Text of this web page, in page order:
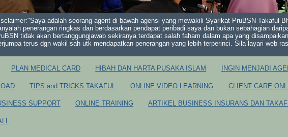
adalah seorang agent di bawah agensi yang mewakili Syarikat PruBSN Takaful
penerangan ringkas dan berdasarkan pendapat peribadi saya dan bukan sebahagian
tidak akan bertanggungjawab sekiranya terdapat salah faham dalam apa yang
terus dgn wakil sah utk mendapatkan penerangan yang lebih terperinci. Sila layari web
PLAN MEDICAL CARD HIBAH DAN HARTA PUSAKA ISLAM INGIN MENJADI
TIPS and TRICKS TAKAFUL ONLINE VIDEO LEARNING CLIENT CARE
SUPPORT ONLINE TRAINING ARTIKEL BUSINESS INSURANS DAN